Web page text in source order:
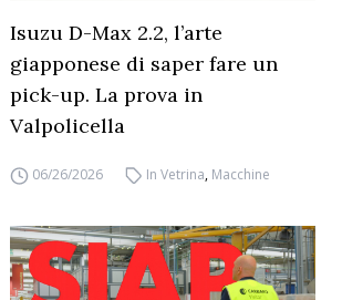
Isuzu D-Max 2.2, l’arte
giapponese di saper fare un
pick-up. La prova in
Valpolicella
06/26/2026 In Vetrina, Macchine